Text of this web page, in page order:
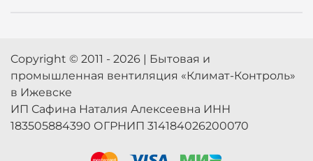
Copyright © 2011 - 2026 | Бытовая и
промышленная вентиляция «Климат-Контроль»
в Ижевске
ИП Сафина Наталия Алексеевна ИНН
183505884390 ОГРНИП 314184026200070